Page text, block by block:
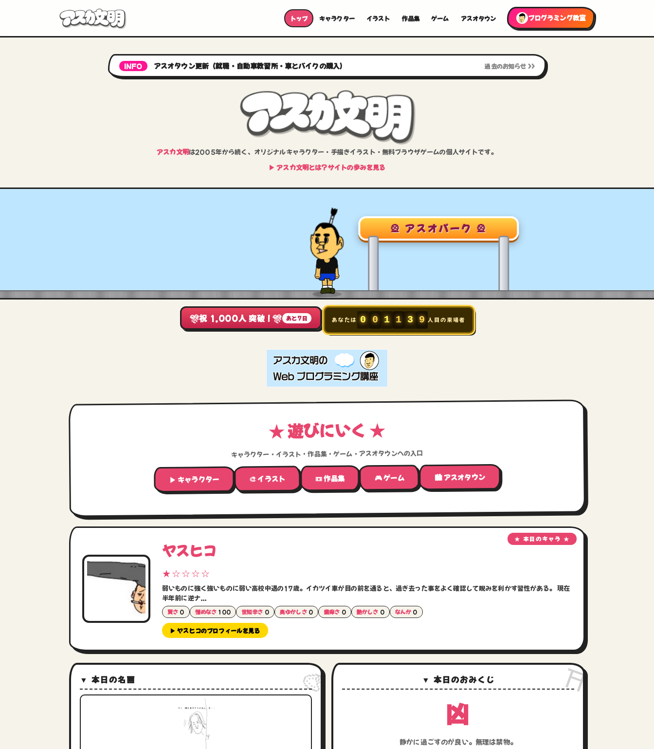
トップ キャラクター イラスト 作品集 ゲーム アスオタウン プログラミング教室
INFO アスオタウン更新（就職・自動車教習所・車とバイクの購入） 過去のお知らせ >>
アスカ文明は2005年から続く、 オリジナルキャラクター・ 手描きイラスト・ 無料ブラウザゲームの個人サイトです。
▶ アスカ文明とは？サイトの歩みを見る
🎡 アスオパーク 🎡
🎊祝 1,000人 突破！🎊 あと7日 あなたは 0 0 1 1 3 9 人目の来場者
★ 遊びにいく ★
キャラクター・イラスト・作品集・ゲーム・アスオタウンへの入口
▶ キャラクター 🎨 イラスト 📼 作品集 🎮 ゲーム 🏙 アスオタウン
★ 本日のキャラ ★
ヤスヒコ
★☆☆☆☆
弱いものに強く強いものに弱い高校中退の17歳。イカツイ車が目の前を通ると、過ぎ去った事をよく確認して睨みを利かす習性がある。 現在
半年前に逆ナ...
賢さ 0 憎めなさ 100 世知辛さ 0 奥ゆかしさ0 歯痒さ 0 艶かしさ 0 なんか 0
▶ ヤスヒコのプロフィールを見る
🎨
▼ 本日の名画 ⛩️
▼ 本日のおみくじ
凶
静かに過ごすのが良い。無理は禁物。